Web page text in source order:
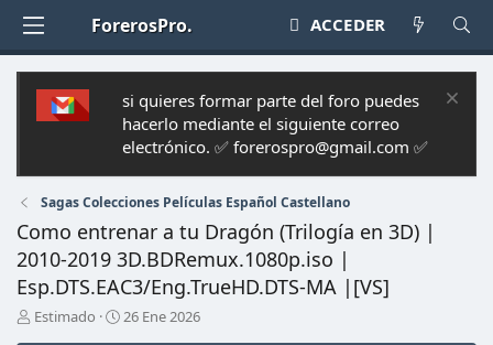
ForerosPro. ACCEDER
si quieres formar parte del foro puedes
hacerlo mediante el siguiente correo
electrónico. ✅ forerospro@gmail.com ✅
Sagas Colecciones Películas Español Castellano
Como entrenar a tu Dragón (Trilogía en 3D) |
2010-2019 3D.BDRemux.1080p.iso |
Esp.DTS.EAC3/Eng.TrueHD.DTS-MA |[VS]
A
Estimado
F
26 Ene 2026